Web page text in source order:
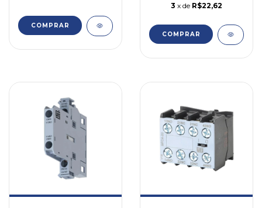
3 x de R$22,62